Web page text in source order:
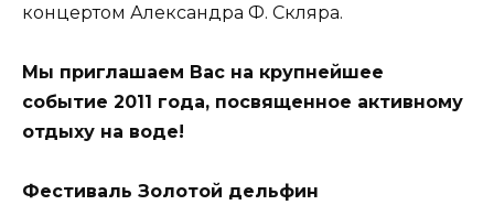
концертом Александра Ф. Скляра.
Мы приглашаем Вас на крупнейшее
событие 2011 года, посвященное активному
отдыху на воде!
Фестиваль Золотой дельфин